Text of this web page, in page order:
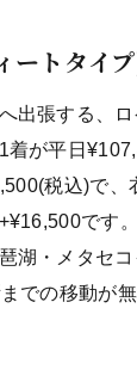
トタイ
出張する、
着が平日
税込)で、
です
湖・メタセ
での移動が